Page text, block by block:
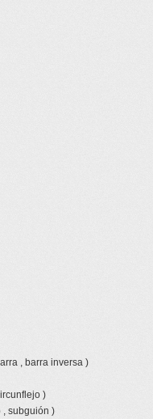
, barra inversa )
)
, subguión )